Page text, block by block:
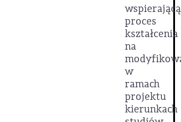
wspierającą
proces
kształcenia
na
w
ramach
projektu
kierunkach